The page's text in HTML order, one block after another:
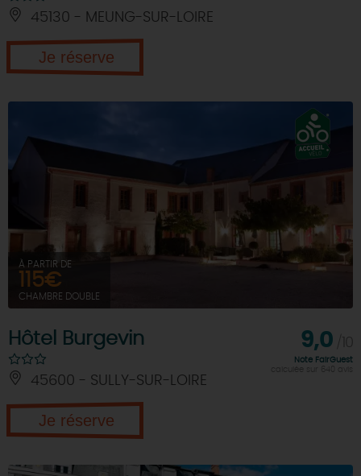
45130 - MEUNG-SUR-LOIRE
Je réserve
À PARTIR DE
115€
CHAMBRE DOUBLE
Hôtel Burgevin
45600 - SULLY-SUR-LOIRE
9,0
Note FairGuest
calculée sur 640 avis
Je réserve